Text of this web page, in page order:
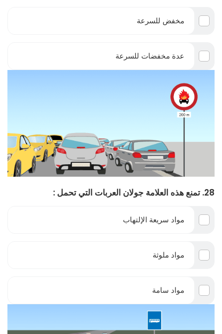
مخفض للسرعة
عدة مخفضات للسرعة
28. تمنع هذه العلامة جولان العربات التي تحمل :
مواد سريعة الإلتهاب
مواد ملوثة
مواد سامة